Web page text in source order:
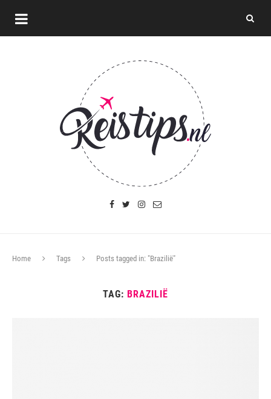
Home Tags Posts tagged in: "Brazilië"
TAG: BRAZILIË